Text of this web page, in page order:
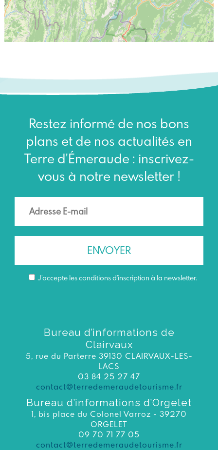
Restez informé de nos bons
plans et de nos actualités en
Terre d'Émeraude : inscrivez-
vous à notre newsletter !
J’accepte les conditions d'inscription à la newsletter.
Bureau d’informations de
Clairvaux
5, rue du Parterre 39130 CLAIRVAUX-LES-
LACS
03 84 25 27 47
contact@terredemeraudetourisme.fr
Bureau d’informations d’Orgelet
1, bis place du Colonel Varroz - 39270
ORGELET
09 70 71 77 05
contact@terredemeraudetourisme.fr